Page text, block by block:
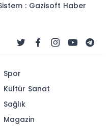
: Gazisoft Haber
Spor
Kültür Sanat
Sağlık
Magazin